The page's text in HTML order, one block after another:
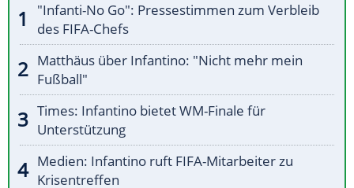
"Infanti-No Go": Pressestimmen zum Verbleib
des FIFA-Chefs
Matthäus über Infantino: "Nicht mehr mein
Fußball"
Times: Infantino bietet WM-Finale für
Unterstützung
Medien: Infantino ruft FIFA-Mitarbeiter zu
Krisentreffen